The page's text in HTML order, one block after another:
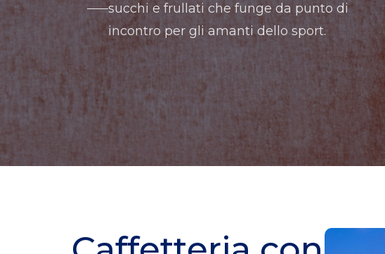
succhi e frullati che funge da punto di
incontro per gli amanti dello sport.